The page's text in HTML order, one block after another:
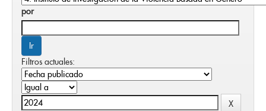
por
Filtros actuales: